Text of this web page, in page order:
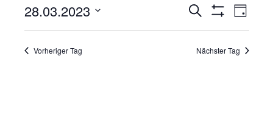
Veranstaltungen
Suche
und
Suche
Anzeigen
Tag
28.03.2023
Datum
wählen.
Vorheriger Tag Nächster Tag